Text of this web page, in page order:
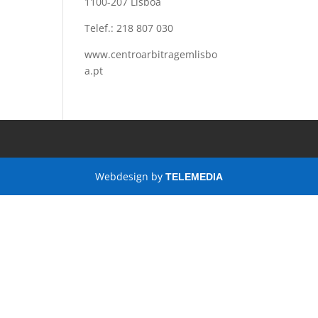
Telef.: 218 807 030
www.centroarbitragemlisbo
a.pt
Webdesign by TELEMEDIA